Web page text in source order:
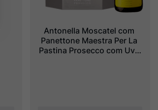
Antonella Moscatel com
Panettone Maestra Per La
Pastina Prosecco com Uva